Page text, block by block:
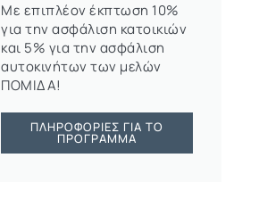
Με επιπλέον έκπτωση 10%
για την ασφάλιση κατοικιών
και 5% για την ασφάλιση
αυτοκινήτων των μελών
ΠΟΜΙΔΑ!
ΠΛΗΡΟΦΟΡΊΕΣ ΓΙΑ ΤΟ
ΠΡΌΓΡΑΜΜΑ